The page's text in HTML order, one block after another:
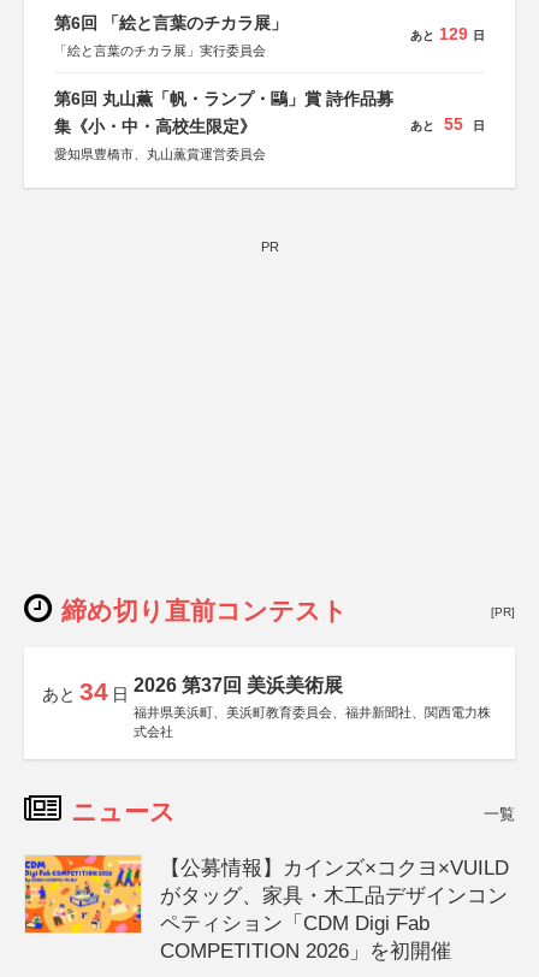
第6回 「絵と言葉のチカラ展」
「絵と言葉のチカラ展」実行委員会
あと 129 日
第6回 丸山薫「帆・ランプ・鷗」賞 詩作品募
集《小・中・高校生限定》
愛知県豊橋市、丸山薫賞運営委員会
あと 55 日
PR
締め切り直前コンテスト [PR]
あと 34 日 2026 第37回 美浜美術展
福井県美浜町、美浜町教育委員会、福井新聞社、関西電力株
式会社
ニュース 一覧
【公募情報】カインズ×コクヨ×VUILD
がタッグ、家具・木工品デザインコン
ペティション「CDM Digi Fab
COMPETITION 2026」を初開催